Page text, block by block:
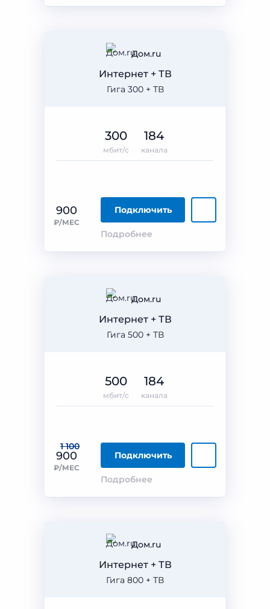
Дом.ru
Гига 300 + ТВ
Интернет + ТВ
900
₽/МЕС
Подключить
Подробнее
300
мбит/с
184
канала
Дом.ru
Гига 500 + ТВ
Интернет + ТВ
1 100
900
₽/МЕС
Подключить
Подробнее
500
мбит/с
184
канала
Дом.ru
Гига 800 + ТВ
Интернет + ТВ